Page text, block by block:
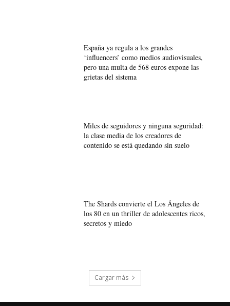
España ya regula a los grandes
‘influencers’ como medios audiovisuales,
pero una multa de 568 euros expone las
grietas del sistema
Miles de seguidores y ninguna seguridad:
la clase media de los creadores de
contenido se está quedando sin suelo
The Shards convierte el Los Ángeles de
los 80 en un thriller de adolescentes ricos,
secretos y miedo
Cargar más